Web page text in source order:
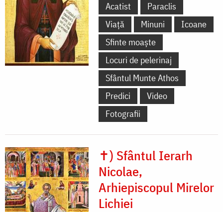
Acatist
Paraclis
Viață
Minuni
Icoane
Sfinte moaște
Locuri de pelerinaj
Sfântul Munte Athos
Predici
Video
Fotografii
✝) Sfântul Ierarh
Nicolae,
Arhiepiscopul Mirelor
Lichiei